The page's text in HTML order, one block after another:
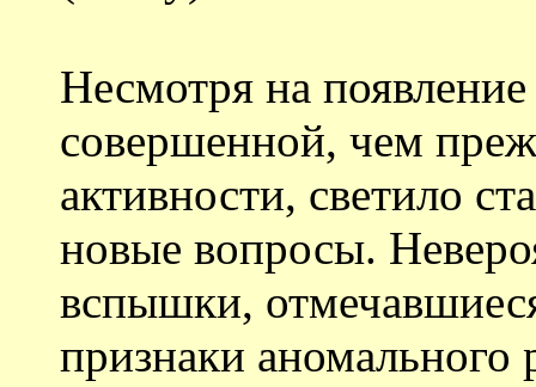
Несмотря на
совершенной, чем
активности, светило
новые вопросы.
вспышки,
признаки аномального